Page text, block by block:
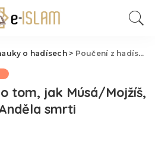
o hadísech> Poučení z hadísu o tom, jak Músá/Mojžíš, mír s ním, udeřil Anděla smrti
tom, jak Músá/Mojžíš,
smrti